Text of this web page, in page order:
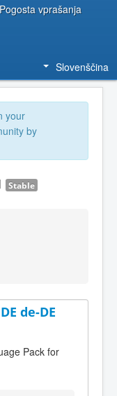
Pogosta vprašanja
Slovenščina
your
by
Stable
de-DE
Pack for